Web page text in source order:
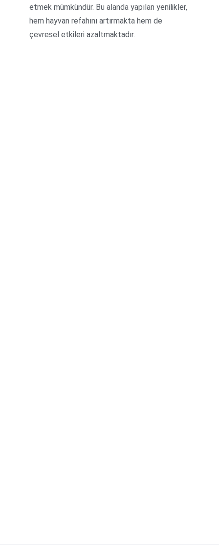
etmek mümkündür. Bu alanda yapılan yenilikler,
hem hayvan refahını artırmakta hem de
çevresel etkileri azaltmaktadır.